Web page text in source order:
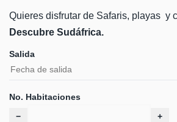
Quieres disfrutar de Safaris, playas y
Descubre Sudáfrica.
Salida
No. Habitaciones
−
+